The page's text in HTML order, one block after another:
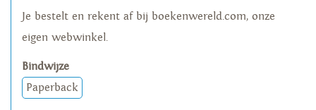
Je bestelt en rekent af bij boekenwereld.com, onze
eigen webwinkel.
Bindwijze
Paperback